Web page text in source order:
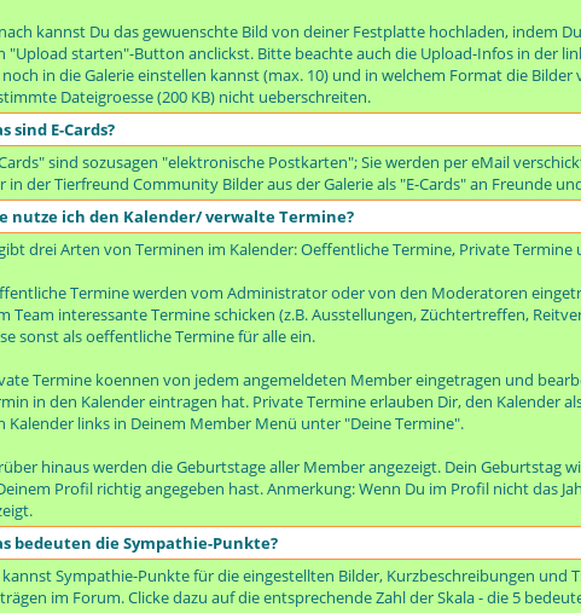
kannst Du das gewuenschte Bild von deiner Festplatte hochladen, indem
"Upload starten"-Button anclickst. Bitte beachte auch die Upload-Infos in der
noch in die Galerie einstellen kannst (max. 10) und in welchem Format die
Dateigroesse (200 KB) nicht ueberschreiten.
sind E-Cards?
sind sozusagen "elektronische Postkarten"; Sie werden per eMail
in der Tierfreund Community Bilder aus der Galerie als "E-Cards" an Freunde
nutze ich den Kalender/ verwalte Termine?
drei Arten von Terminen im Kalender: Oeffentliche Termine, Private Termine
Termine werden vom Administrator oder von den Moderatoren
Team interessante Termine schicken (z.B. Ausstellungen, Züchtertreffen,
sonst als oeffentliche Termine für alle ein.
Termine koennen von jedem angemeldeten Member eingetragen und
in den Kalender eintragen hat. Private Termine erlauben Dir, den Kalender
Kalender links in Deinem Member Menü unter "Deine Termine".
hinaus werden die Geburtstage aller Member angezeigt. Dein Geburtstag
Profil richtig angegeben hast. Anmerkung: Wenn Du im Profil nicht das
bedeuten die Sympathie-Punkte?
kannst Sympathie-Punkte für die eingestellten Bilder, Kurzbeschreibungen
im Forum. Clicke dazu auf die entsprechende Zahl der Skala - die 5